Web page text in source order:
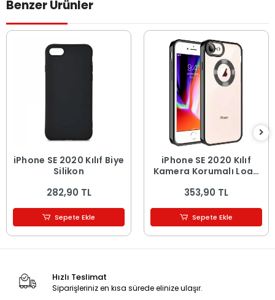
Benzer Ürünler
iPhone SE 2020 Kılıf Biye
Silikon
282,90 TL
Sepete Ekle
iPhone SE 2020 Kılıf
Kamera Korumalı Logo
Kapak
353,90 TL
Sepete Ekle
Hızlı Teslimat
Siparişleriniz en kısa sürede elinize ulaşır.